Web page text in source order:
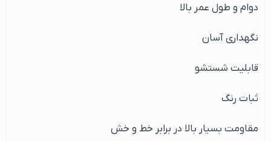
دوام و طول عمر بالا
نگهداری آسان
قابلیت شستشو
ثبات رنگ
مقاومت بسیار بالا در برابر خط و خش